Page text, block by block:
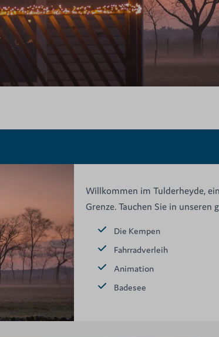
Willkommen im Tulderheyde,
Grenze. Tauchen Sie in
Die Kempen
Fahrradverleih
Animation
Badesee